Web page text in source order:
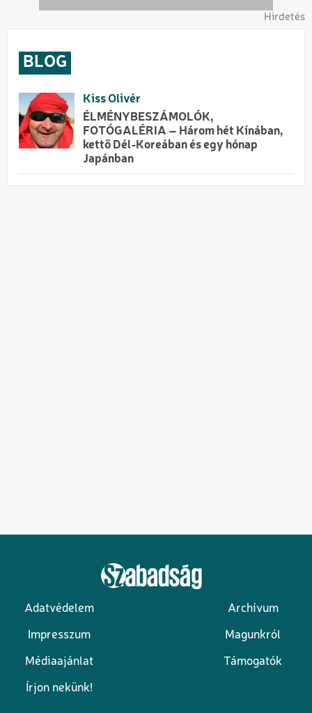
Hirdetés
BLOG
Kiss Olivér
ÉLMÉNYBESZÁMOLÓK,
FOTÓGALÉRIA – Három hét Kínában,
kettő Dél-Koreában és egy hónap
Japánban
Lábléc
Adatvédelem Archívum
Impresszum Magunkról
Médiaajánlat Támogatók
Írjon nekünk!